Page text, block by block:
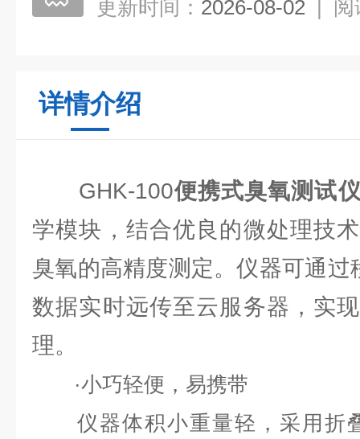
更新时间： 2026-08-02 | 阅
详情介绍
GHK-100便携式臭氧测试
学模块，结合优良的微处理技
臭氧的高精度测定。仪器可通过
数据实时远传至云服务器，实
理。
·小巧轻便，易携带
仪器体积小重量轻，采用折